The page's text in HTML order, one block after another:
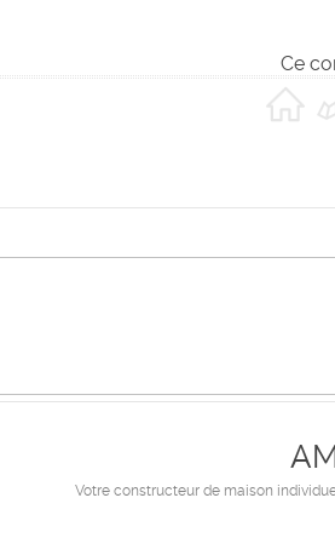
Ce
Votre constructeur de maison